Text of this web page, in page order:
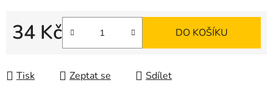
34 Kč
Měrná cena:
DO KOŠÍKU
Tisk Zeptat se Sdílet